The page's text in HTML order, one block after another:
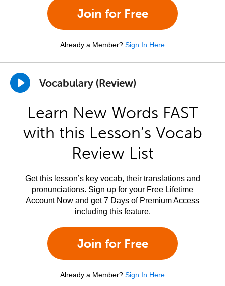
Join for Free
Already a Member? Sign In Here
Vocabulary (Review)
Learn New Words FAST
with this Lesson’s Vocab
Review List
Get this lesson’s key vocab, their translations and
pronunciations. Sign up for your Free Lifetime
Account Now and get 7 Days of Premium Access
including this feature.
Join for Free
Already a Member? Sign In Here